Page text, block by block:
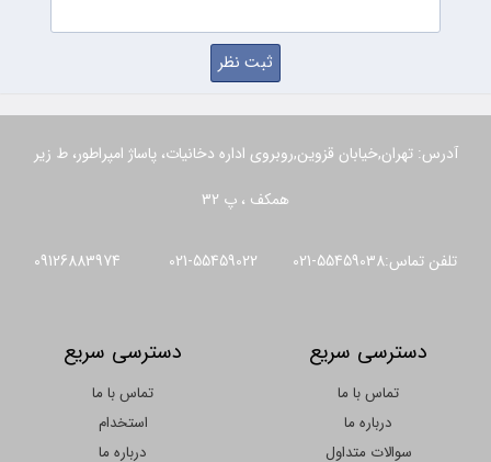
آدرس: تهران,خیابان قزوین,روبروی اداره دخانیات، پاساژ امپراطور، ط زیر
همکف ، پ 32
تلفن تماس:55459038-021 55459022-021 09126883974
دسترسی سریع
تماس با ما
درباره ما
سوالات متداول
دسترسی سریع
تماس با ما
استخدام
درباره ما